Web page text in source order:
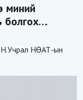
миний
болгох
төлөө хамт
Н.Учрал НӨАТ-ын